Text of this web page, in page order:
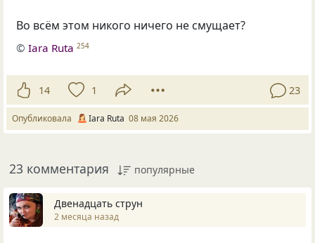
Во всём этом никого ничего не смущает?
©Iara Ruta 254
14 1 23
Опубликовала Iara Ruta 08 мая 2026
23 комментария популярные
Двенадцать струн
2 месяца назад